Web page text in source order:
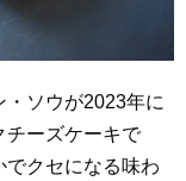
ソウが2023年に
チーズケーキで
クセになる味わ